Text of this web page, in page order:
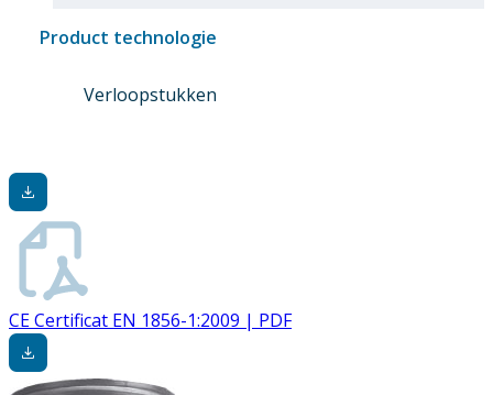
Product technologie
Verloopstukken
CE Certificat EN 1856-1:2009 | PDF